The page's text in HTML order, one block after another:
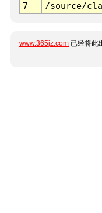
7 /source/
www.365jz.com 已经将此